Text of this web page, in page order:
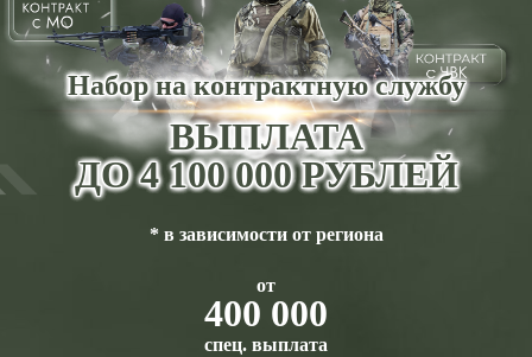
Набор на контрактную службу
ВЫПЛАТА
ДО 4 100 000 РУБЛЕЙ
* в зависимости от региона
от
400 000
спец. выплата